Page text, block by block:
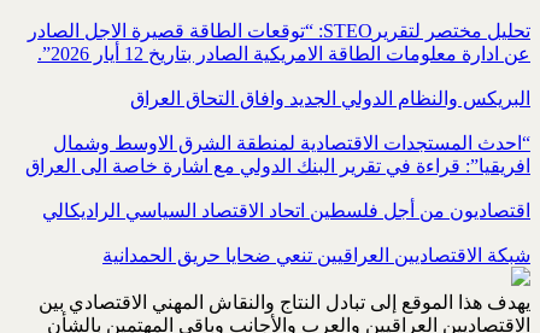
تحليل مختصر لتقريرSTEO‏: “توقعات الطاقة قصيرة الاجل الصادر
عن ادارة معلومات الطاقة الامريكية ‏الصادر بتاريخ 12 أيار 2026”.‏
البريكس والنظام الدولي الجديد وافاق التحاق العراق
“احدث المستجدات الاقتصادية لمنطقة الشرق الاوسط وشمال
افريقيا”: قراءة في تقرير البنك الدولي مع اشارة خاصة الى العراق
اقتصاديون من أجل فلسطين اتحاد الاقتصاد السياسي الراديكالي
شبكة الاقتصاديين العراقيين تنعي ضحايا حريق الحمدانية
يهدف هذا الموقع إلى تبادل النتاج والنقاش المهني الاقتصادي بين
الاقتصاديين العراقيين والعرب والأجانب وباقي المهتمين بالشأن